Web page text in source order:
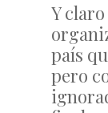
Y
país
pero